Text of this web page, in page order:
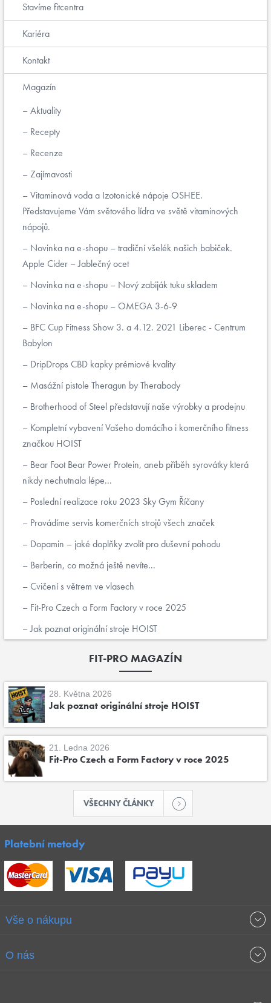
Stavíme fitcentra
Kariéra
Kontakt
Magazín
Aktuality
Recepty
Recenze
Zajímavosti
Vitaminová voda a Izotonické nápoje OSHEE.
Představujeme Vám světového lídra ve světě vitaminových
nápojů.
Novinka na e-shopu – tradiční všelék našich babiček.
Apple Cider – Jablečný ocet
Novinka na e-shopu – Nový zabiják tuku skladem
Novinka na e-shopu – OMEGA 3-6-9
BFC Cup Fitness Show 3. a 4.12. 2021 Liberec - Centrum
Babylon
DripDrops CBD kapky prémiové kvality
Masážní pistole Theragun by Therabody
Brotherhood of Steel představují naše výrobky a prodejnu
Kompletní vybavení Vašeho domácího i komerčního fitness
značkou HOIST
Bear Foot Bear Power Protein, aneb příběh syrovátky která
nikdy nechutnala lépe...
Poslední realizace roku 2023 Sky Gym Říčany
Provádíme servis komerčních strojů všech značek
Dopamin – jaké doplňky zvolit pro duševní pohodu
Berberin, co možná ještě nevíte...
Cvičení s větrem ve vlasech
Fit-Pro Czech a Form Factory v roce 2025
Jak poznat originální stroje HOIST
FIT-PRO MAGAZÍN
28. Května 2026
Jak poznat originální stroje HOIST
21. Ledna 2026
Fit-Pro Czech a Form Factory v roce 2025
VŠECHNY ČLÁNKY
Platební metody
Vše o nákupu
Obchodní podmínky
O nás